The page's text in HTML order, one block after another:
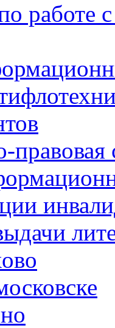
работе
правовая